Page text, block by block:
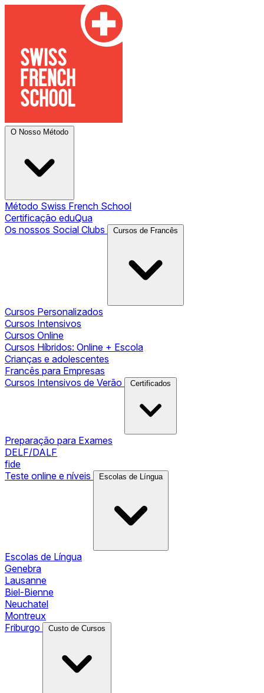
O Nosso Método
Método Swiss French School
Certificação eduQua
Os nossos Social Clubs
Cursos de Francês
Cursos Personalizados
Cursos Intensivos
Cursos Online
Cursos Híbridos: Online + Escola
Crianças e adolescentes
Francês para Empresas
Cursos Intensivos de Verão
Certificados
Preparação para Exames
DELF/DALF
fide
Teste online e níveis
Escolas de Língua
Escolas de Língua
Genebra
Lausanne
Biel-Bienne
Neuchatel
Montreux
Friburgo
Custo de Cursos